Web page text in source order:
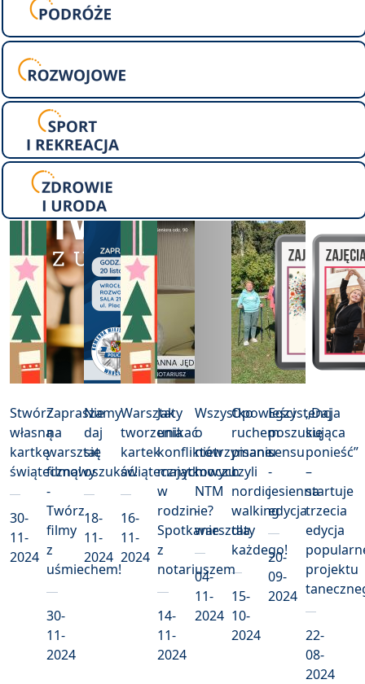
Stwórz
własną
kartkę
świąteczną!
30-
11-
2024
Zapraszamy
na
warsztat
filmowy
-
Twórz
filmy
z
uśmiechem!
30-
11-
2024
Nie
daj
się
oszukać!
18-
11-
2024
Warsztaty
tworzenia
kartek
świątecznych
16-
11-
2024
Jak
unikać
konfliktów
majątkowych
w
rodzinie?
Spotkanie
z
notariuszem
14-
11-
2024
Wszystko
o
nietrzymaniu
moczu
NTM
-
warsztaty
04-
11-
2024
Opowieści
ruchem
pisane
czyli
nordic
walking
dla
każdego!
15-
10-
2024
Egzystencja
poszukująca
sensu
-
jesienna
edycja
20-
09-
2024
„Daj
się
ponieść”
–
startuje
trzecia
edycja
projektu
22-
08-
2024